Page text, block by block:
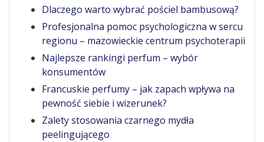
Dlaczego warto wybrać pościel bambusową?
Profesjonalna pomoc psychologiczna w sercu
regionu – mazowieckie centrum psychoterapii
Najlepsze rankingi perfum – wybór
konsumentów
Francuskie perfumy – jak zapach wpływa na
pewność siebie i wizerunek?
Zalety stosowania czarnego mydła
peelingującego